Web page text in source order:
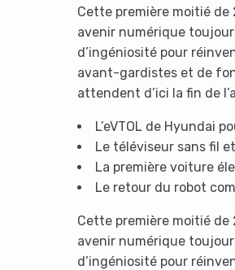
Cette première moitié
avenir numérique
d’ingéniosité pour
avant-gardistes et de
attendent d’ici la fin de
L’eVTOL de Hyundai
Le téléviseur sans fil
La première voiture
Le retour du robot
Cette première moitié
avenir numérique
d’ingéniosité pour